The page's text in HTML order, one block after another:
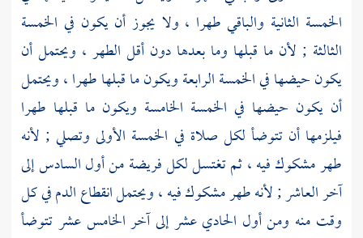
الخمسة الثانية والباقي طهرا ، ولا يجوز أن يكون في الخمسة
الثالثة ; لأن ما قبلها وما بعدها دون أقل الطهر ، ويحتمل أن
يكون حيضها في الخمسة الرابعة ويكون ما قبلها طهرا ، ويحتمل
أن يكون حيضها في الخمسة الخامسة ويكون ما قبلها طهرا
فيلزمها أن تتوضأ لكل صلاة في الخمسة الأولى وتصلي ; لأنه
طهر مشكوك فيه ، ثم تغتسل لكل فريضة من أول السادس إلى
آخر العاشر ; لأنه طهر مشكوك فيه ، ويحتمل انقطاع الدم في كل
وقت منه ومن أول الحادي عشر إلى آخر الخامس عشر تتوضأ